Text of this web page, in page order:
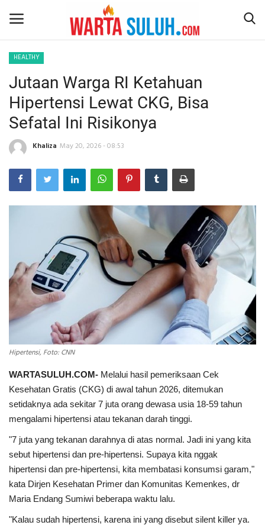
Home
NEWS
JAZIRAH RIAU
POLITIK
PSPS PEKANBARU
LIFESTYLE
INDEKS
HEALTHY
HEALTHY
Jutaan Warga RI Ketahuan
Hipertensi Lewat CKG, Bisa
Sefatal Ini Risikonya
Khaliza May 20, 2026 - 08:53
Hipertensi, Foto: CNN
WARTASULUH.COM- Melalui hasil pemeriksaan Cek
Kesehatan Gratis (CKG) di awal tahun 2026, ditemukan
setidaknya ada sekitar 7 juta orang dewasa usia 18-59 tahun
mengalami hipertensi atau tekanan darah tinggi.
"7 juta yang tekanan darahnya di atas normal. Jadi ini yang kita
sebut hipertensi dan pre-hipertensi. Supaya kita nggak
hipertensi dan pre-hipertensi, kita membatasi konsumsi garam,"
kata Dirjen Kesehatan Primer dan Komunitas Kemenkes, dr
Maria Endang Sumiwi beberapa waktu lalu.
"Kalau sudah hipertensi, karena ini yang disebut silent killer ya.